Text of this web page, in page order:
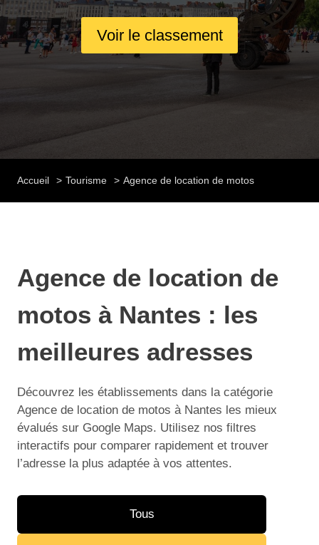
Voir le classement
Accueil Tourisme Agence de location de motos
Agence de location de
motos à Nantes : les
meilleures adresses
Découvrez les établissements dans la catégorie
Agence de location de motos à Nantes les mieux
évalués sur Google Maps. Utilisez nos filtres
interactifs pour comparer rapidement et trouver
l’adresse la plus adaptée à vos attentes.
Tous